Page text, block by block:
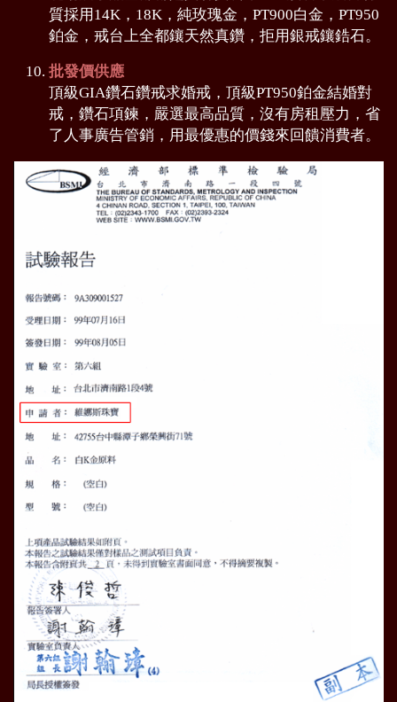
質採用14K，18K，純玫瑰金，PT900白金，PT950
鉑金，戒台上全都鑲天然真鑽，拒用銀戒鑲鋯石。
批發價供應
頂級GIA鑽石鑽戒求婚戒，頂級PT950鉑金結婚對
戒，鑽石項鍊，嚴選最高品質，沒有房租壓力，省
了人事廣告管銷，用最優惠的價錢來回饋消費者。